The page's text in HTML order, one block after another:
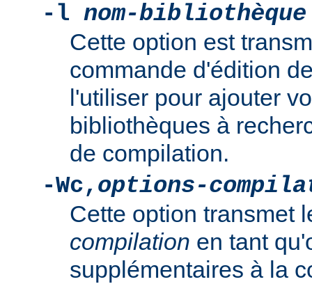
-l nom-bibliothèque
Cette option est
commande d'édition
l'utiliser pour ajouter
bibliothèques à
de compilation.
-Wc, options-
Cette option transmet
compilation en tant
supplémentaires à la